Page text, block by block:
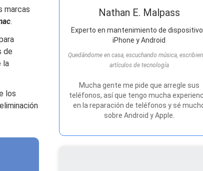
marcas
.
de
la
los
Nathan E. Malpass
Experto en mantenimiento de
iPhone y Android
Quedándome en casa, escuchando música,
artículos de tecnología
Mucha gente me pide que arregle sus
teléfonos, así que tengo mucha
en la reparación de teléfonos y sé
sobre Android y Apple.